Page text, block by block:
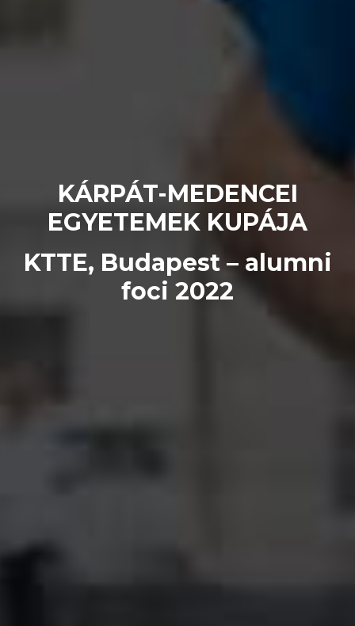
KÁRPÁT-MEDENCEI
EGYETEMEK KUPÁJA
KTTE, Budapest – alumni
foci 2022